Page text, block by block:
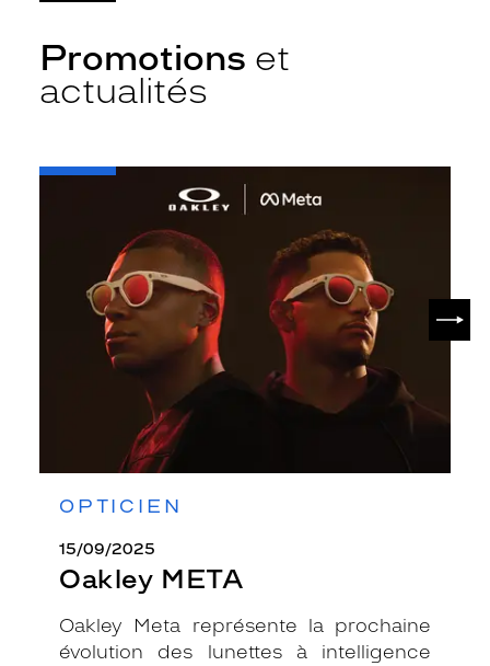
Promotions et
actualités
OPTICIEN
15/09/2025
Oakley META
Oakley Meta représente la prochaine
évolution des lunettes à intelligence
-